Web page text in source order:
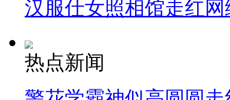
汉服仕女照相馆走红网
热点新闻